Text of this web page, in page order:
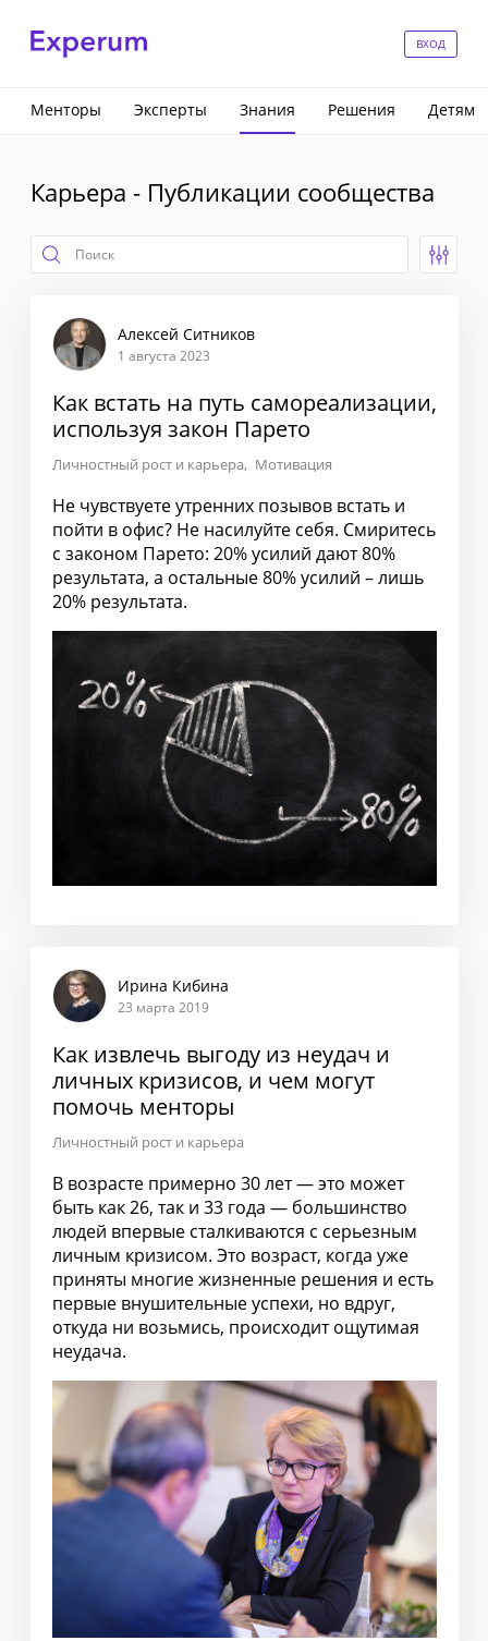
ВХОД
Менторы Эксперты Знания Решения Детям
Карьера - Публикации сообщества
Алексей Ситников
1 августа 2023
Как встать на путь самореализации,
используя закон Парето
Личностный рост и карьера Мотивация
Не чувствуете утренних позывов встать и
пойти в офис? Не насилуйте себя. Смиритесь
с законом Парето: 20% усилий дают 80%
результата, а остальные 80% усилий – лишь
20% результата.
Ирина Кибина
23 марта 2019
Как извлечь выгоду из неудач и
личных кризисов, и чем могут
помочь менторы
Личностный рост и карьера
В возрасте примерно 30 лет — это может
быть как 26, так и 33 года — большинство
людей впервые сталкиваются с серьезным
личным кризисом. Это возраст, когда уже
приняты многие жизненные решения и есть
первые внушительные успехи, но вдруг,
откуда ни возьмись, происходит ощутимая
неудача.